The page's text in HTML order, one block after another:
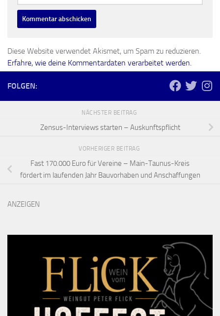
Diese Website verwendet Akismet, um Spam zu reduzieren.
Erfahre, wie deine Kommentardaten verarbeitet werden.
FOLGEN:
NÄCHSTER BEITRAG
Zensus-Interviews starten – Auskunftspflicht
VORHERIGER BEITRAG
Fast 170.000 Euro für Vereine – Main-Taunus-Kreis
fördert im laufenden Jahr Bauvorhaben und Anschaffungen
ANZEIGEN